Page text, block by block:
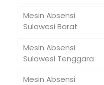
Mesin Absensi
Sulawesi Barat
Mesin Absensi
Sulawesi Tenggara
Mesin Absensi